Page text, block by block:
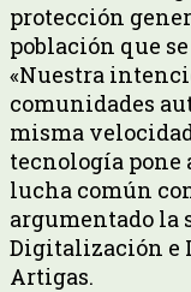
protección
población que
«Nuestra
comunidades
misma
tecnología pone
lucha común
argumentado la
Digitalización e
Artigas.